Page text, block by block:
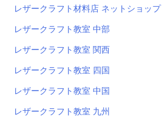
レザークラフト材料店 ネットショップ
レザークラフト教室 中部
レザークラフト教室 関西
レザークラフト教室 四国
レザークラフト教室 中国
レザークラフト教室 九州